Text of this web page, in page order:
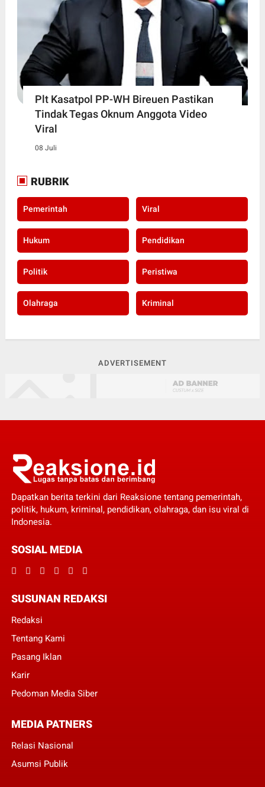
Plt Kasatpol PP-WH Bireuen Pastikan
Tindak Tegas Oknum Anggota Video
Viral
08 Juli
RUBRIK
Pemerintah Viral
Hukum Pendidikan
Politik Peristiwa
Olahraga Kriminal
ADVERTISEMENT
Dapatkan berita terkini dari Reaksione tentang pemerintah,
politik, hukum, kriminal, pendidikan, olahraga, dan isu viral di
Indonesia.
SOSIAL MEDIA
SUSUNAN REDAKSI
Redaksi
Tentang Kami
Pasang Iklan
Karir
Pedoman Media Siber
MEDIA PATNERS
Relasi Nasional
Asumsi Publik